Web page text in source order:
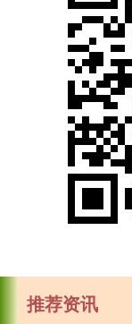
推荐资讯